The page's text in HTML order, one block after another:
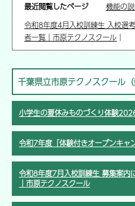
最近閲覧したページ
機能の
令和8年度4月入校訓練生 入校選
者一覧｜市原テクノスクール ｜
千葉県立市原テクノスクール
小学生の夏休みものづくり体験
令和7年度「体験付きオープンキャ
令和8年度7月入校訓練生 募集案内
｜市原テクノスクール